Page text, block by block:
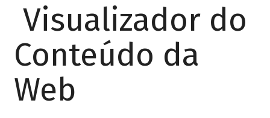
Visualizador do
Conteúdo da
Web